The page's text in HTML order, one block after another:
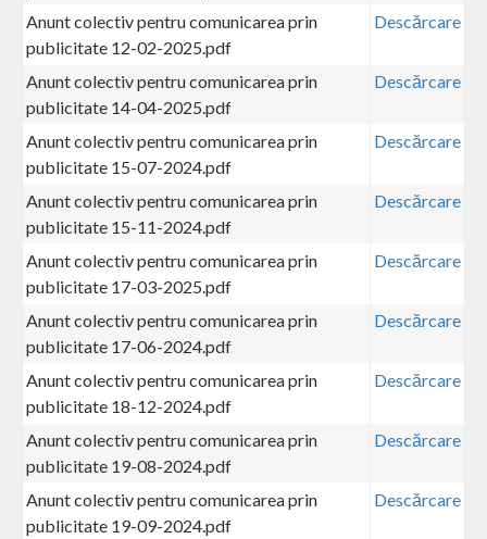
Anunt colectiv pentru comunicarea prin
publicitate 12-02-2025.pdf
Descărcare
Anunt colectiv pentru comunicarea prin
publicitate 14-04-2025.pdf
Descărcare
Anunt colectiv pentru comunicarea prin
publicitate 15-07-2024.pdf
Descărcare
Anunt colectiv pentru comunicarea prin
publicitate 15-11-2024.pdf
Descărcare
Anunt colectiv pentru comunicarea prin
publicitate 17-03-2025.pdf
Descărcare
Anunt colectiv pentru comunicarea prin
publicitate 17-06-2024.pdf
Descărcare
Anunt colectiv pentru comunicarea prin
publicitate 18-12-2024.pdf
Descărcare
Anunt colectiv pentru comunicarea prin
publicitate 19-08-2024.pdf
Descărcare
Anunt colectiv pentru comunicarea prin
publicitate 19-09-2024.pdf
Descărcare